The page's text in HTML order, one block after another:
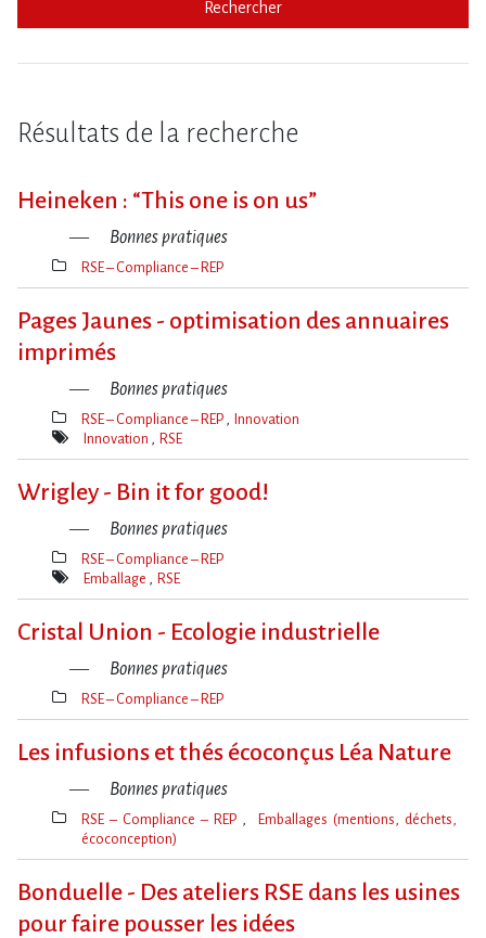
Rechercher
Résultats de la recherche
Heineken : “This one is on us”
Bonnes pratiques
Thèmes(s)
RSE – Compliance – REP
Pages Jaunes - optimisation des annuaires
imprimés
Bonnes pratiques
Thèmes(s)
RSE – Compliance – REP Innovation
Mot(s)-
Innovation RSE
Wrigley - Bin it for good!
Bonnes pratiques
Thèmes(s)
RSE – Compliance – REP
Mot(s)-
Emballage RSE
Cristal Union - Ecologie industrielle
Bonnes pratiques
Thèmes(s)
RSE – Compliance – REP
Les infusions et thés écoconçus Léa Nature
Bonnes pratiques
Thèmes(s)
RSE – Compliance – REP
Emballages (mentions, déchets,
écoconception)
Bonduelle - Des ateliers RSE dans les usines
pour faire pousser les idées